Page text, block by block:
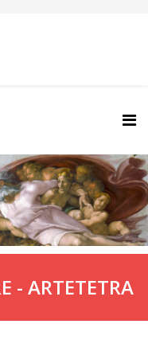
- ARTETETRA